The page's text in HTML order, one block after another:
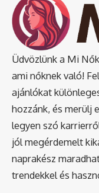
Üdvözlünk a Mi
ami nőknek való!
ajánlókat
hozzánk, és merülj
legyen szó
jól megérdemelt
naprakész
trendekkel és